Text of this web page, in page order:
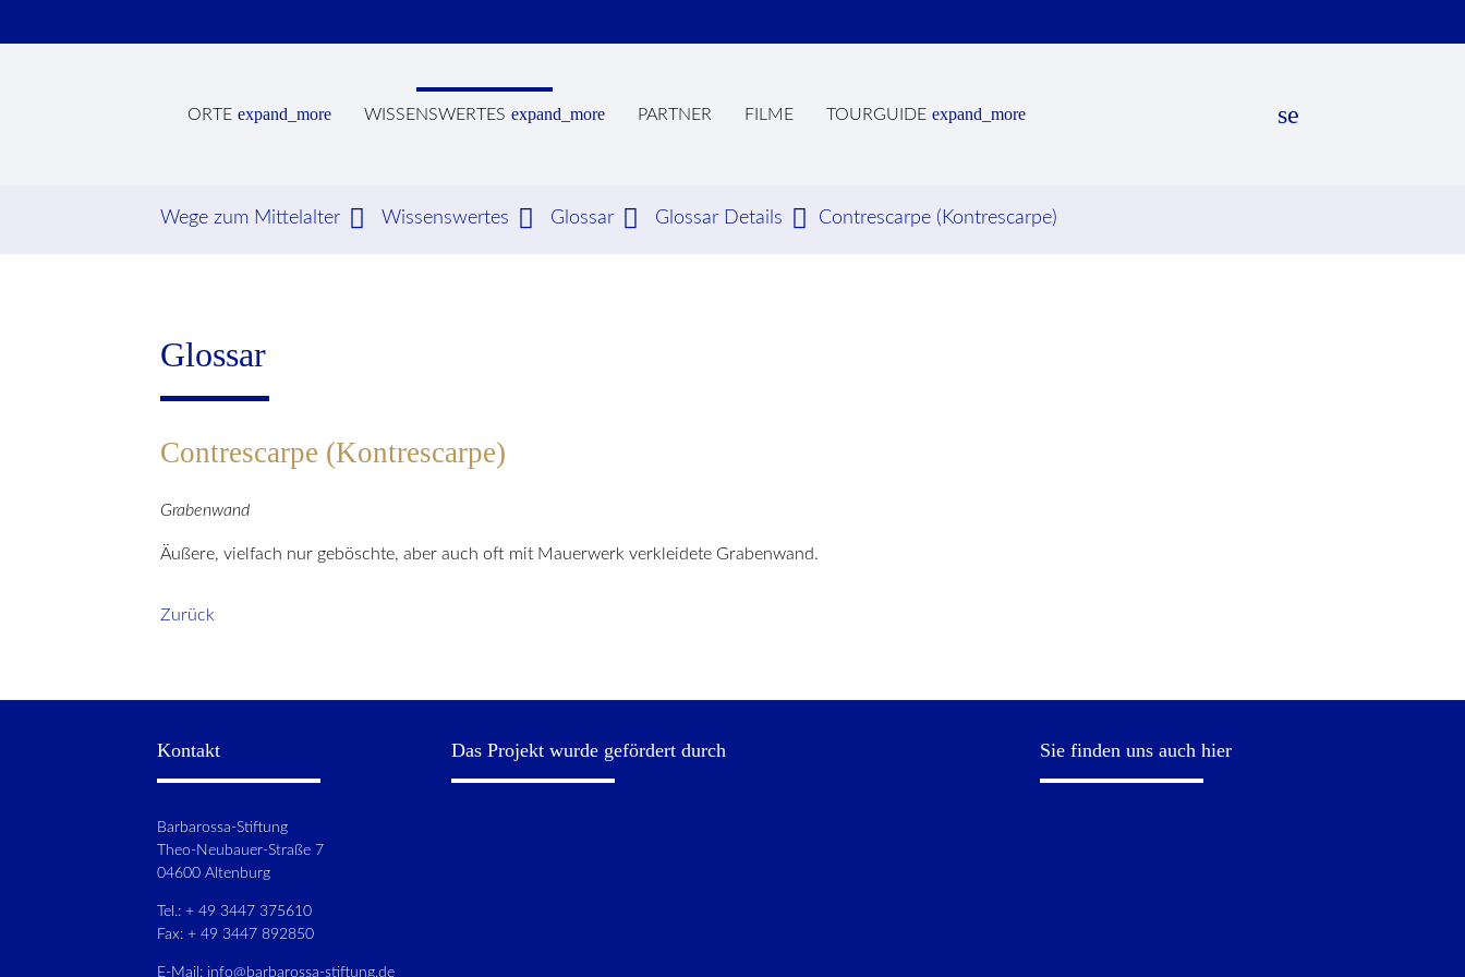
ORTE expand_more WISSENSWERTES expand_more PARTNER FILME TOURGUIDE expand_more search
Wege zum Mittelalter Wissenswertes Glossar Glossar Details Contrescarpe (Kontrescarpe)
Glossar
Contrescarpe (Kontrescarpe)
Grabenwand
Äußere, vielfach nur geböschte, aber auch oft mit Mauerwerk verkleidete Grabenwand.
Zurück
Kontakt
Barbarossa-Stiftung
Theo-Neubauer-Straße 7
04600 Altenburg
Tel.: + 49 3447 375610
Fax: + 49 3447 892850
E-Mail: info@barbarossa-stiftung.de
Das Projekt wurde gefördert durch Sie finden uns auch hier